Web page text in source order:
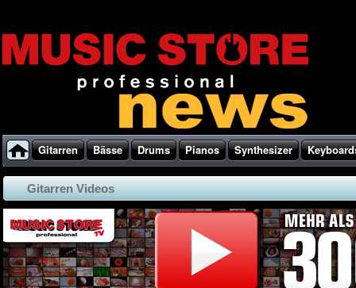
Gitarren Bässe Drums Pianos Synthesizer
Gitarren Videos